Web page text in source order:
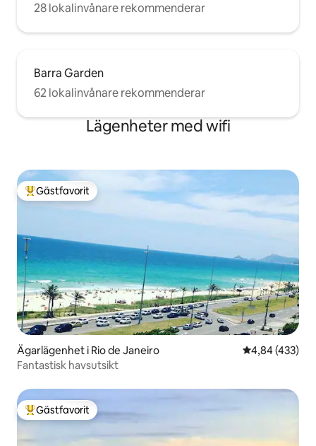
28 lokalinvånare rekommenderar
Barra Garden
62 lokalinvånare rekommenderar
Lägenheter med wifi
Populär gästfavorit
Gästfavorit
Ägarlägenhet i Rio de Janeiro 4,84 av 5 i
4,84 (433)
Fantastisk havsutsikt
Populär gästfavorit
Gästfavorit